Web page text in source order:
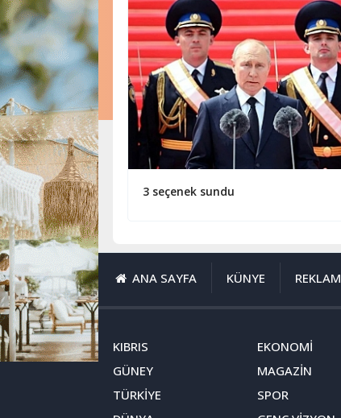
3 seçenek sundu
ANA SAYFA KÜNYE REKLAM
KIBRIS
GÜNEY
TÜRKİYE
EKONOMİ
MAGAZİN
SPOR